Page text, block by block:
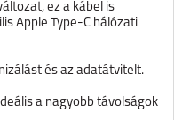
ez a kábel is
Apple Type-C hálózati
és az adatátvitelt.
a nagyobb távolságok